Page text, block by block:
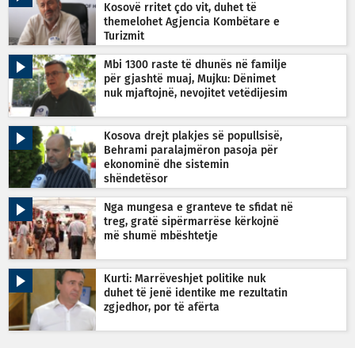
Kosovë rritet çdo vit, duhet të
themelohet Agjencia Kombëtare e
Turizmit
Mbi 1300 raste të dhunës në familje
për gjashtë muaj, Mujku: Dënimet
nuk mjaftojnë, nevojitet vetëdijesim
Kosova drejt plakjes së popullsisë,
Behrami paralajmëron pasoja për
ekonominë dhe sistemin
shëndetësor
Nga mungesa e granteve te sfidat në
treg, gratë sipërmarrëse kërkojnë
më shumë mbështetje
Kurti: Marrëveshjet politike nuk
duhet të jenë identike me rezultatin
zgjedhor, por të afërta